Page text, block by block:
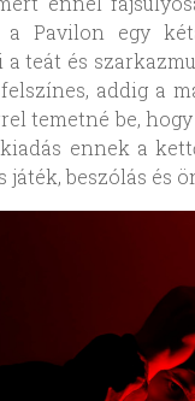
a Pavilon egy
a teát és
addig a
temetné be,
ennek a
játék, beszólás és